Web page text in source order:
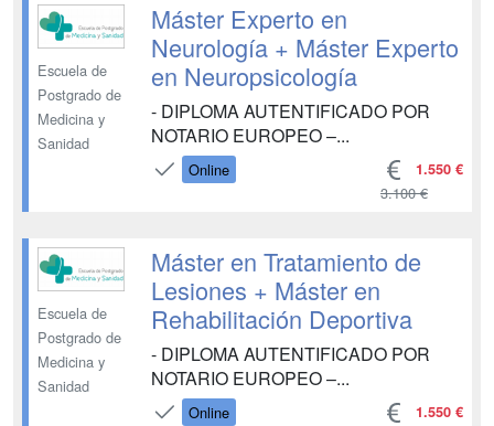
Escuela de
Postgrado de
Medicina y
Sanidad
Máster Experto en
Neurología + Máster Experto
en Neuropsicología
- DIPLOMA AUTENTIFICADO POR
NOTARIO EUROPEO –...
Online 1.550 €
3.100 €
Escuela de
Postgrado de
Medicina y
Sanidad
Máster en Tratamiento de
Lesiones + Máster en
Rehabilitación Deportiva
- DIPLOMA AUTENTIFICADO POR
NOTARIO EUROPEO –...
Online 1.550 €